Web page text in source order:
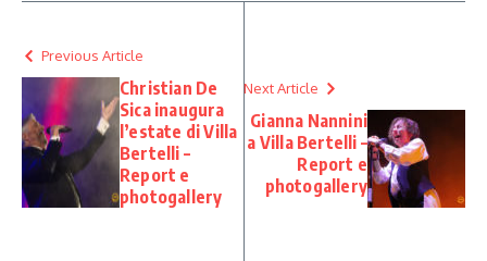
Previous Article
Christian De
Sica inaugura
l’estate di Villa
Bertelli –
Report e
photogallery
Next Article
Gianna Nannini
a Villa Bertelli –
Report e
photogallery